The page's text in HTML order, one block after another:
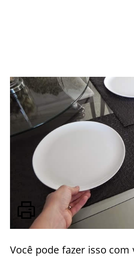
Você pode fazer isso